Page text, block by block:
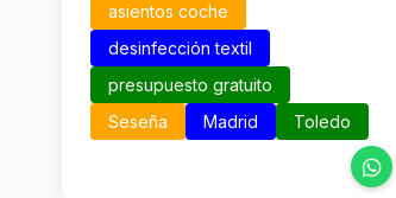
asientos coche
desinfección textil
presupuesto gratuito
Seseña
Madrid Toledo